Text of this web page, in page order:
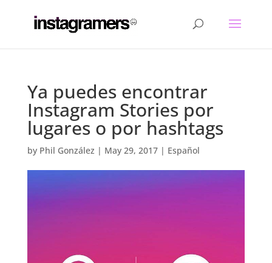
Ya puedes encontrar
Instagram Stories por
lugares o por hashtags
by Phil González | May 29, 2017| Español